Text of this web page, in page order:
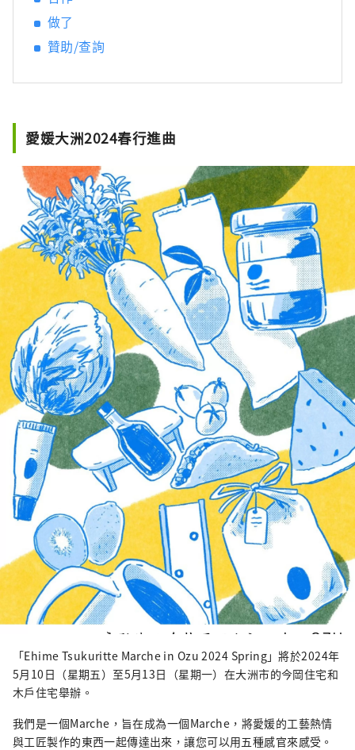
做了
贊助/查詢
愛媛大洲2024春行進曲
「Ehime Tsukuritte Marche in Ozu 2024 Spring」將於2024年
5月10日（星期五）至5月13日（星期一）在大洲市的今岡住宅和
木戶住宅舉辦。
我們是一個Marche，旨在成為一個Marche，將愛媛的工藝熱情
與工匠製作的東西一起傳達出來，讓您可以用五種感官來感受。